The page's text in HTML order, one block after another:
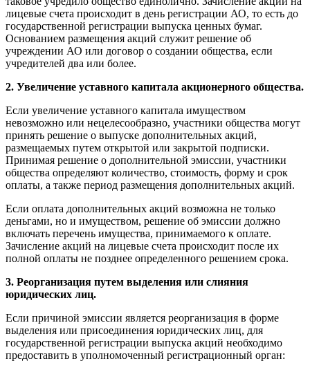
лицевые счета происходит в день регистрации АО, то есть до
государственной регистрации выпуска ценных бумаг.
Основанием размещения акций служит решение об
учреждении АО или договор о создании общества, если
учредителей два или более.
2. Увеличение уставного капитала акционерного общества.
Если увеличение уставного капитала имуществом
невозможно или нецелесообразно, участники общества могут
принять решение о выпуске дополнительных акций,
размещаемых путем открытой или закрытой подписки.
Принимая решение о дополнительной эмиссии, участники
общества определяют количество, стоимость, форму и срок
оплаты, а также период размещения дополнительных акций.
Если оплата дополнительных акций возможна не только
деньгами, но и имуществом, решение об эмиссии должно
включать перечень имущества, принимаемого к оплате.
Зачисление акций на лицевые счета происходит после их
полной оплаты не позднее определенного решением срока.
3. Реорганизация путем выделения или слияния
юридических лиц.
Если причиной эмиссии является реорганизация в форме
выделения или присоединения юридических лиц, для
государственной регистрации выпуска акций необходимо
предоставить в уполномоченный регистрационный орган: